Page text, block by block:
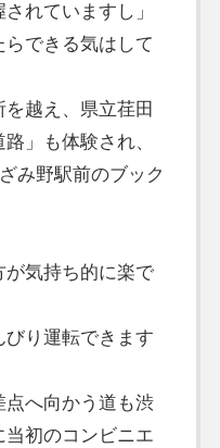
れていますし」
らできる気はして
越え、県立荏田
」も体験され、
み野駅前のブック
が気持ち的に楽で
びり運転できます
へ向かう道も渋
初のコンビニエ